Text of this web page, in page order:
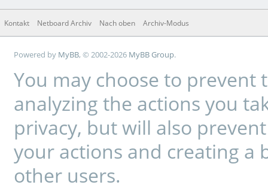
Kontakt Netboard Archiv Nach oben Archiv-Modus
Powered by MyBB, © 2002-2026 MyBB Group.
You may choose to
analyzing the actions you
privacy, but will also
your actions and creating a
other users.